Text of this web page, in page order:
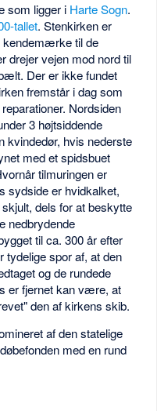
som ligger i Harte Sogn.
tallet. Stenkirken er
kendemærke til de
drejer vejen mod nord til
Der er ikke fundet
fremstår i dag som
Nordsiden
3 højtsiddende
kvindedør, hvis nederste
med et spidsbuet
tilmuringen er
sydside er hvidkalket,
dels for at beskytte
nedbrydende
til ca. 300 år efter
spor af, at den
og de rundede
er fjernet kan være, at
den af kirkens skib.
af den statelige
med en rund